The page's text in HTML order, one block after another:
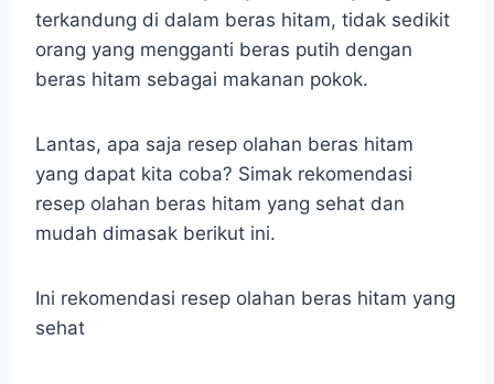
terkandung di dalam beras hitam, tidak sedikit
orang yang mengganti beras putih dengan
beras hitam sebagai makanan pokok.
Lantas, apa saja resep olahan beras hitam
yang dapat kita coba? Simak rekomendasi
resep olahan beras hitam yang sehat dan
mudah dimasak berikut ini.
Ini rekomendasi resep olahan beras hitam yang
sehat